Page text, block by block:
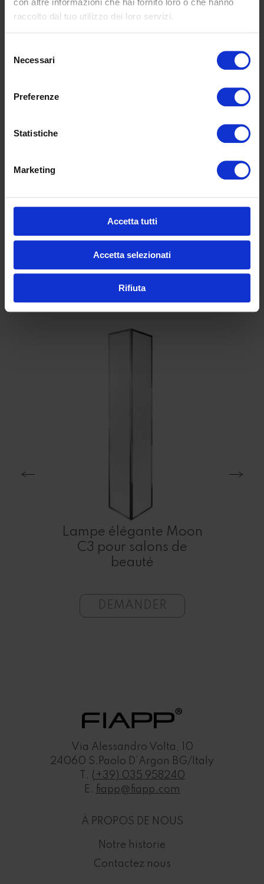
raccolto dal tuo utilizzo dei loro servizi.
delNecessari
Preferenze
Statistiche
Marketing
Accetta tutti
Accetta selezionati
Rifiuta
UGS :C2
Informations complémentaires
Dimensioni
V1: largh. 40, prof.
V2: largh. 70, prof.
65, alt. 220 cm
30, alt. 5 cm
Produits similaires
Lampe élégante Moon
C3 pour salons de
beauté
DEMANDER
Via Alessandro Volta, 10
24060 S.Paolo D’Argon BG/Italy
T. (+39) 035 958240
E. fiapp@fiapp.com
À PROPOS DE NOUS
Notre historie
Contactez nous